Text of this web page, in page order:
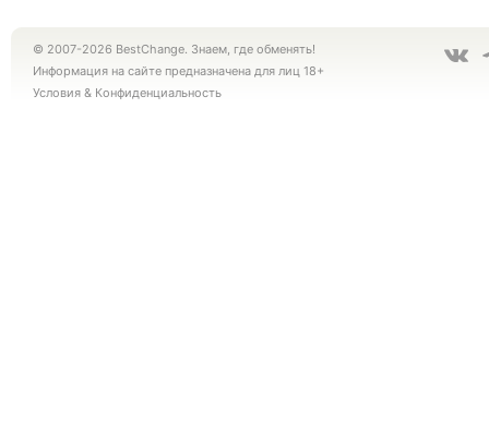
© 2007-2026 BestChange. Знаем, где обменять!
Информация на сайте предназначена для лиц 18+
Условия & Конфиденциальность